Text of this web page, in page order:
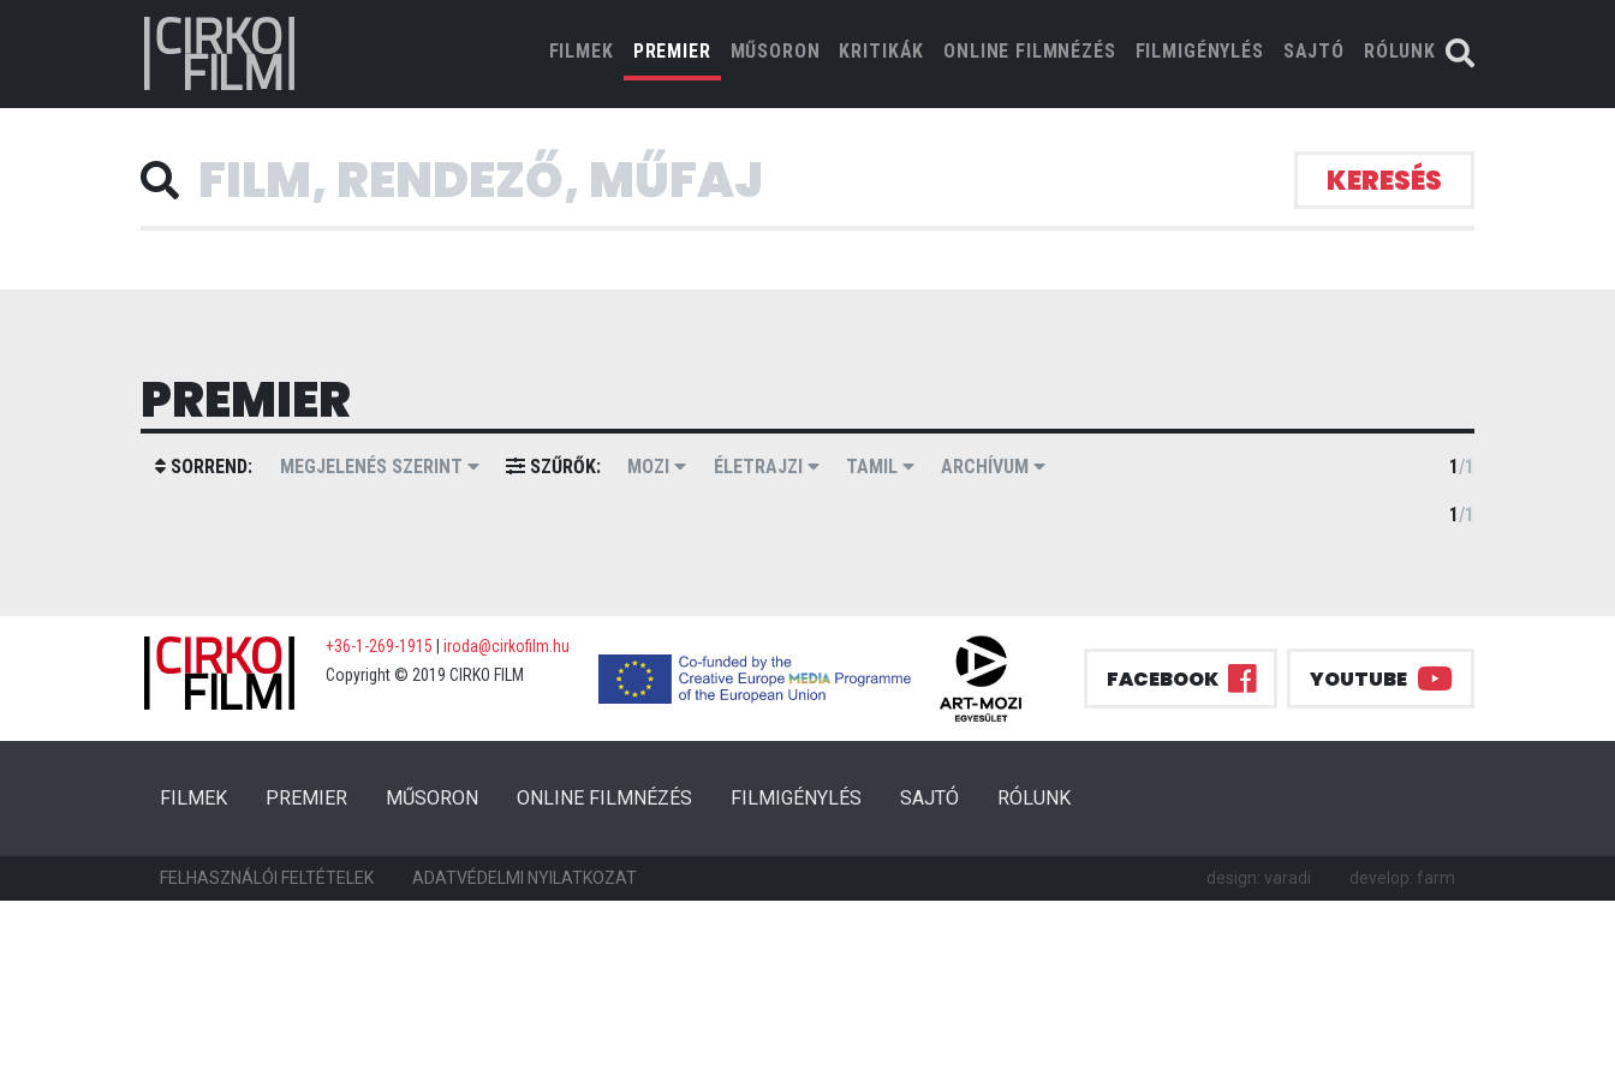
FILMEK(CURRENT)
PREMIER MŰSORON KRITIKÁK ONLINE FILMNÉZÉS FILMIGÉNYLÉS SAJTÓ RÓLUNK
KERESÉS
PREMIER
SORREND: MEGJELENÉS SZERINT SZŰRŐK: MOZI ÉLETRAJZI TAMIL ARCHÍVUM 1/1
1/1
+36-1-269-1915
iroda@cirkofilm.hu
Copyright © 2019 CIRKO FILM
FACEBOOK YOUTUBE
FILMEK(CURRENT)
PREMIER (CURRENT)
MŰSORON ONLINE FILMNÉZÉS FILMIGÉNYLÉS SAJTÓ RÓLUNK
FELHASZNÁLÓI FELTÉTELEK ADATVÉDELMI NYILATKOZAT design: varadi develop: farm